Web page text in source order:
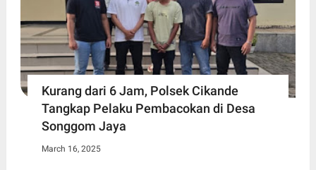
Kurang dari 6 Jam, Polsek Cikande
Tangkap Pelaku Pembacokan di Desa
Songgom Jaya
March 16, 2025